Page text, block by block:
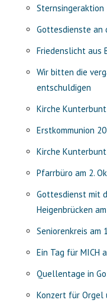
Gottesdienste an
Friedenslicht aus
Wir bitten die
entschuldigen
Kirche Kunterbunt
Erstkommunion
Kirche
Pfarrbüro am 2.
Gottesdienst mit
Heigenbrücken
Seniorenkreis am
Ein Tag für MICH
Quellentage in
Konzert für Orgel